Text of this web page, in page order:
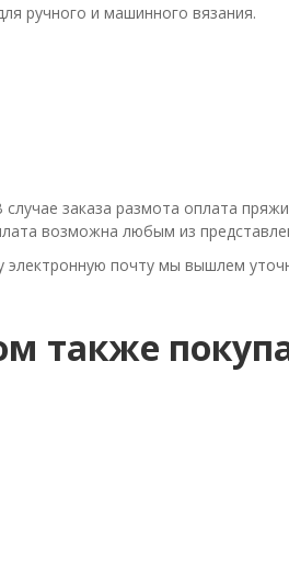
ручного и машинного вязания.
заказа размота оплата
возможна любым из
электронную почту мы вышлем
также